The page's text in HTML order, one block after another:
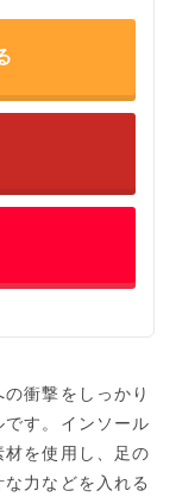
衝撃をしっかり
す。インソール
を使用し、足の
力などを入れる